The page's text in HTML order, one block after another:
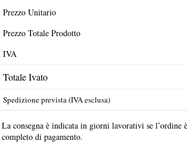
Prezzo Unitario
Prezzo Totale Prodotto
IVA
Totale Ivato
Spedizione prevista (IVA esclusa)
La consegna è indicata in giorni lavorativi se l’ordine è
completo di pagamento.